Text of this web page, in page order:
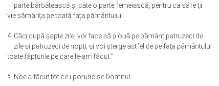
parte bărbătească şi câte o parte femeiască, pentru ca să le ţii
vie sămânţa pe toată faţa pământului.
4 Căci după şapte zile, voi face să plouă pe pământ patruzeci de
zile şi patruzeci de nopţi; şi voi şterge astfel de pe faţa pământului
toate făpturile pe care le-am făcut.”
5 Noe a făcut tot ce-i poruncise Domnul.